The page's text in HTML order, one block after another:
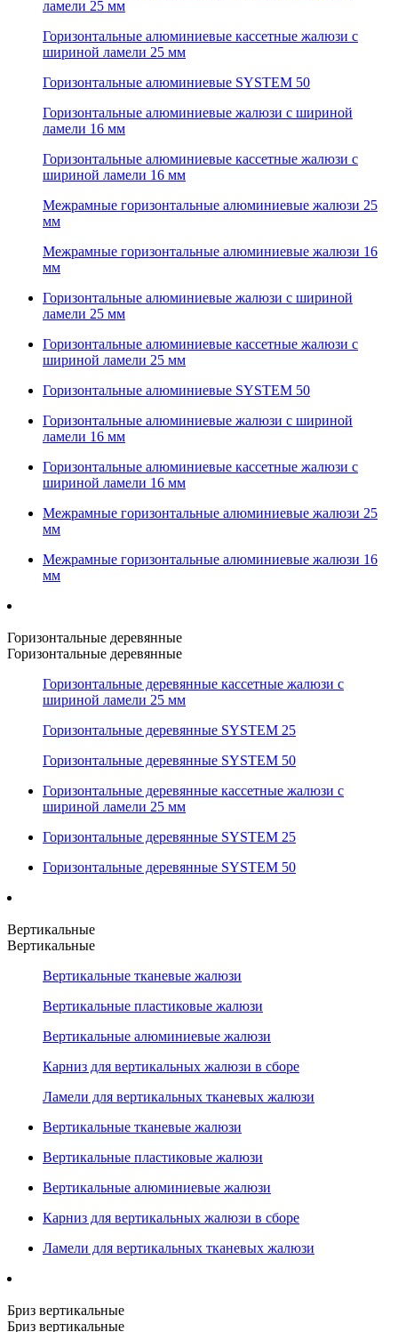
ламели 25 мм
Горизонтальные алюминиевые кассетные жалюзи с
шириной ламели 25 мм
Горизонтальные алюминиевые SYSTEM 50
Горизонтальные алюминиевые жалюзи с шириной
ламели 16 мм
Горизонтальные алюминиевые кассетные жалюзи с
шириной ламели 16 мм
Межрамные горизонтальные алюминиевые жалюзи 25
мм
Межрамные горизонтальные алюминиевые жалюзи 16
мм
Горизонтальные алюминиевые жалюзи с шириной
ламели 25 мм
Горизонтальные алюминиевые кассетные жалюзи с
шириной ламели 25 мм
Горизонтальные алюминиевые SYSTEM 50
Горизонтальные алюминиевые жалюзи с шириной
ламели 16 мм
Горизонтальные алюминиевые кассетные жалюзи с
шириной ламели 16 мм
Межрамные горизонтальные алюминиевые жалюзи 25
мм
Межрамные горизонтальные алюминиевые жалюзи 16
мм
Горизонтальные деревянные
Горизонтальные деревянные
Горизонтальные деревянные кассетные жалюзи с
шириной ламели 25 мм
Горизонтальные деревянные SYSTEM 25
Горизонтальные деревянные SYSTEM 50
Горизонтальные деревянные кассетные жалюзи с
шириной ламели 25 мм
Горизонтальные деревянные SYSTEM 25
Горизонтальные деревянные SYSTEM 50
Вертикальные
Вертикальные
Вертикальные тканевые жалюзи
Вертикальные пластиковые жалюзи
Вертикальные алюминиевые жалюзи
Карниз для вертикальных жалюзи в сборе
Ламели для вертикальных тканевых жалюзи
Вертикальные тканевые жалюзи
Вертикальные пластиковые жалюзи
Вертикальные алюминиевые жалюзи
Карниз для вертикальных жалюзи в сборе
Ламели для вертикальных тканевых жалюзи
Бриз вертикальные
Бриз вертикальные